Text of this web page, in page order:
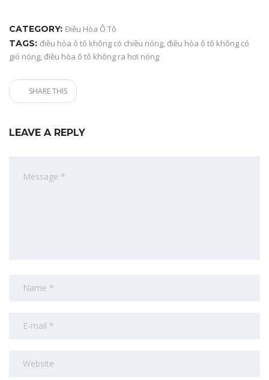
CATEGORY: Điều Hòa Ô Tô
TAGS: điều hòa ô tô không có chiều nóng,điều hòa ô tô không có
gió nóng,điều hòa ô tô không ra hơi nóng
SHARE THIS
LEAVE A REPLY